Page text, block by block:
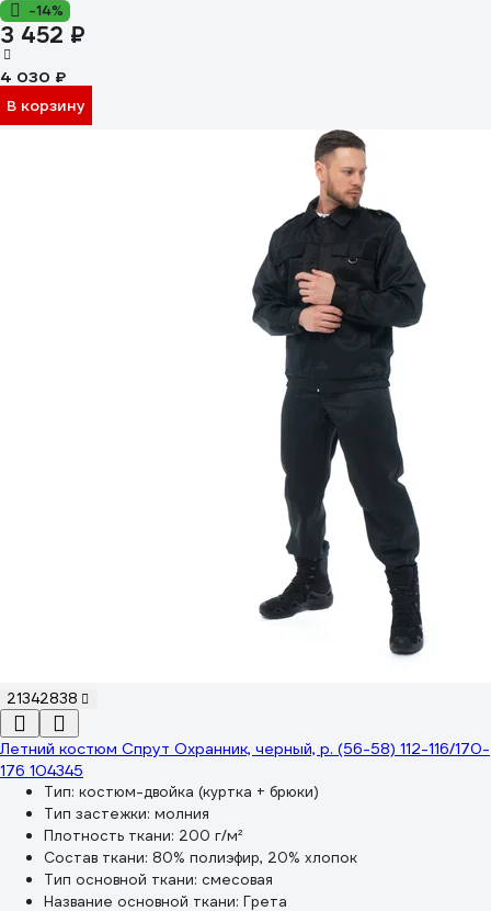
-14%
3 452 ₽
4 030 ₽
В корзину
21342838
Летний костюм Спрут Охранник, черный, р. (56-58) 112-116/170-
176 104345
Тип: костюм-двойка (куртка + брюки)
Тип застежки: молния
Плотность ткани: 200 г/м²
Состав ткани: 80% полиэфир, 20% хлопок
Тип основной ткани: смесовая
Название основной ткани: Грета